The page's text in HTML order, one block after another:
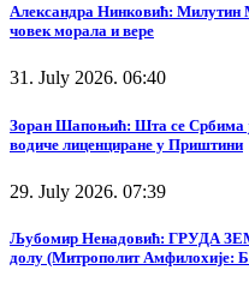
Александра Нинковић: Милутин
човек морала и вере
31. July 2026. 06:40
Зоран Шапоњић: Шта се Србима
водиче лиценциране у Приштини
29. July 2026. 07:39
Љубомир Ненадовић: ГРУДА
долу (Митрополит Амфилохије: